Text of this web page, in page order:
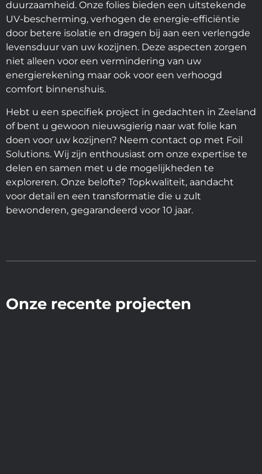
duurzaamheid. Onze folies bieden een uitstekende
UV-bescherming, verhogen de energie-efficiëntie
door betere isolatie en dragen bij aan een verlengde
levensduur van uw kozijnen. Deze aspecten zorgen
niet alleen voor een vermindering van uw
energierekening maar ook voor een verhoogd
comfort binnenshuis.
Hebt u een specifiek project in gedachten in Zeeland
of bent u gewoon nieuwsgierig naar wat folie kan
doen voor uw kozijnen? Neem contact op met Foil
Solutions. Wij zijn enthousiast om onze expertise te
delen en samen met u de mogelijkheden te
exploreren. Onze belofte? Topkwaliteit, aandacht
voor detail en een transformatie die u zult
bewonderen, gegarandeerd voor 10 jaar.
Onze recente projecten